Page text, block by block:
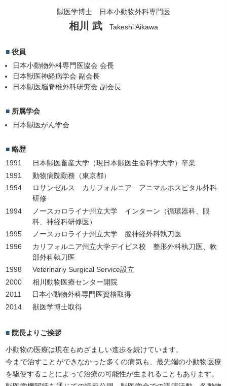
獣医学博士 日本小動物外科専門医
相川 武 Takeshi Aikawa
役員
日本小動物外科専門医協会 会長
日本獣医神経病学会 副会長
日本獣医脳脊椎外科研究会 副会長
所属学会
日本獣医がん学会
略歴
1991
日本獣医畜産大学（現日本獣医生命科学大学）卒業
1991
動物病院勤務（東京都）
1994
ロサンゼルス カリフォルニア アニマルホスピタル外科
研修
1994
ノースカロライナ州立大学 インターン（循環器科、眼
科、神経科研修医）
1995
ノースカロライナ州立大学 脳神経外科執刀医
1996
カリフォルニア州立大学デイビス校 整形外科執刀医、軟
部外科執刀医
1998
Veterinariy Surgical Service設立
2000
相川動物医療センター開院
2011
日本小動物外科専門医資格取得
2014
獣医学博士取得
院長よりご挨拶
小動物の医療は現在もめざましい進歩を続けています。
今まで治すことができなかった多くの病気も、最先端の小動物医療
を駆使することによって治療の可能性が生まれることもあります。